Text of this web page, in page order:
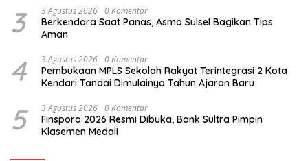
3 3 Agustus 2026 0 Komentar
Berkendara Saat Panas, Asmo Sulsel Bagikan Tips
Aman
4 3 Agustus 2026 0 Komentar
Pembukaan MPLS Sekolah Rakyat Terintegrasi 2 Kota
Kendari Tandai Dimulainya Tahun Ajaran Baru
5 3 Agustus 2026 0 Komentar
Finspora 2026 Resmi Dibuka, Bank Sultra Pimpin
Klasemen Medali